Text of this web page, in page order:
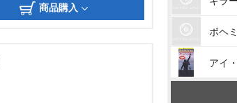
商品購入
ボヘ